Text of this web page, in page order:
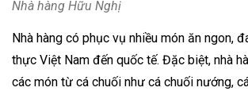
Nhà hàng Hữu Nghị
Nhà hàng có phục vụ nhiều món ăn ngon,
thực Việt Nam đến quốc tế. Đặc biệt, nhà
các món từ cá chuối như cá chuối nướng,